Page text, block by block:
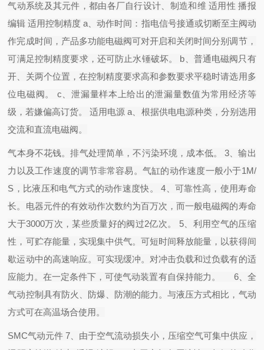
气动系统及其元件，都由各厂自行设计、制造和维 适用性 播报
编辑 适用控制精度 a、动作时间：指电信号接通或切断至主阀动
作完成时间，产品多功能电磁阀可对开启和关闭时间分别调节，
可满足控制精度要求，还可防止水锤破坏。 b、普通电磁阀只有
开、关两个位置，在控制精度要求高和参数要求平稳时请选用多
位电磁阀。 c、泄漏量样本上给出的泄漏量数值为常用经济等
级，若嫌偏高订货。 适用电源 a、根据供电电源种类，分别选用
交流和直流电磁阀。
气本身不花钱。排气处理简单，不污染环境，成本低。 3、输出
力以及工作速度的调节非常容易。气缸的动作速度一般小于1M/
S，比液压和电气方式的动作速度快。 4、可靠性高，使用寿命
长。电器元件的有效动作次数约为百万次，而一般电磁阀的寿命
大于3000万次，某些质量好的阀过2亿次。 5、利用空气的压缩
性，可贮存能量，实现集中供气。可短时间释放能量，以获得间
歇运动中的高速响应。可实现缓冲。对冲击负载和过负载有的适
应能力。在一定条件下，可使气动装置有自保持能力。 6、全
气动控制具有防火、防爆、防潮的能力。与液压方式相比，气动
方式可在高温场合使用。
SMC气动元件 7、由于空气流动损失小，压缩空气可集中供应，